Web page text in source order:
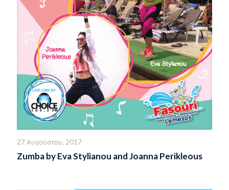
27 Αυγούστου, 2017
Zumba by Eva Stylianou and Joanna Perikleous